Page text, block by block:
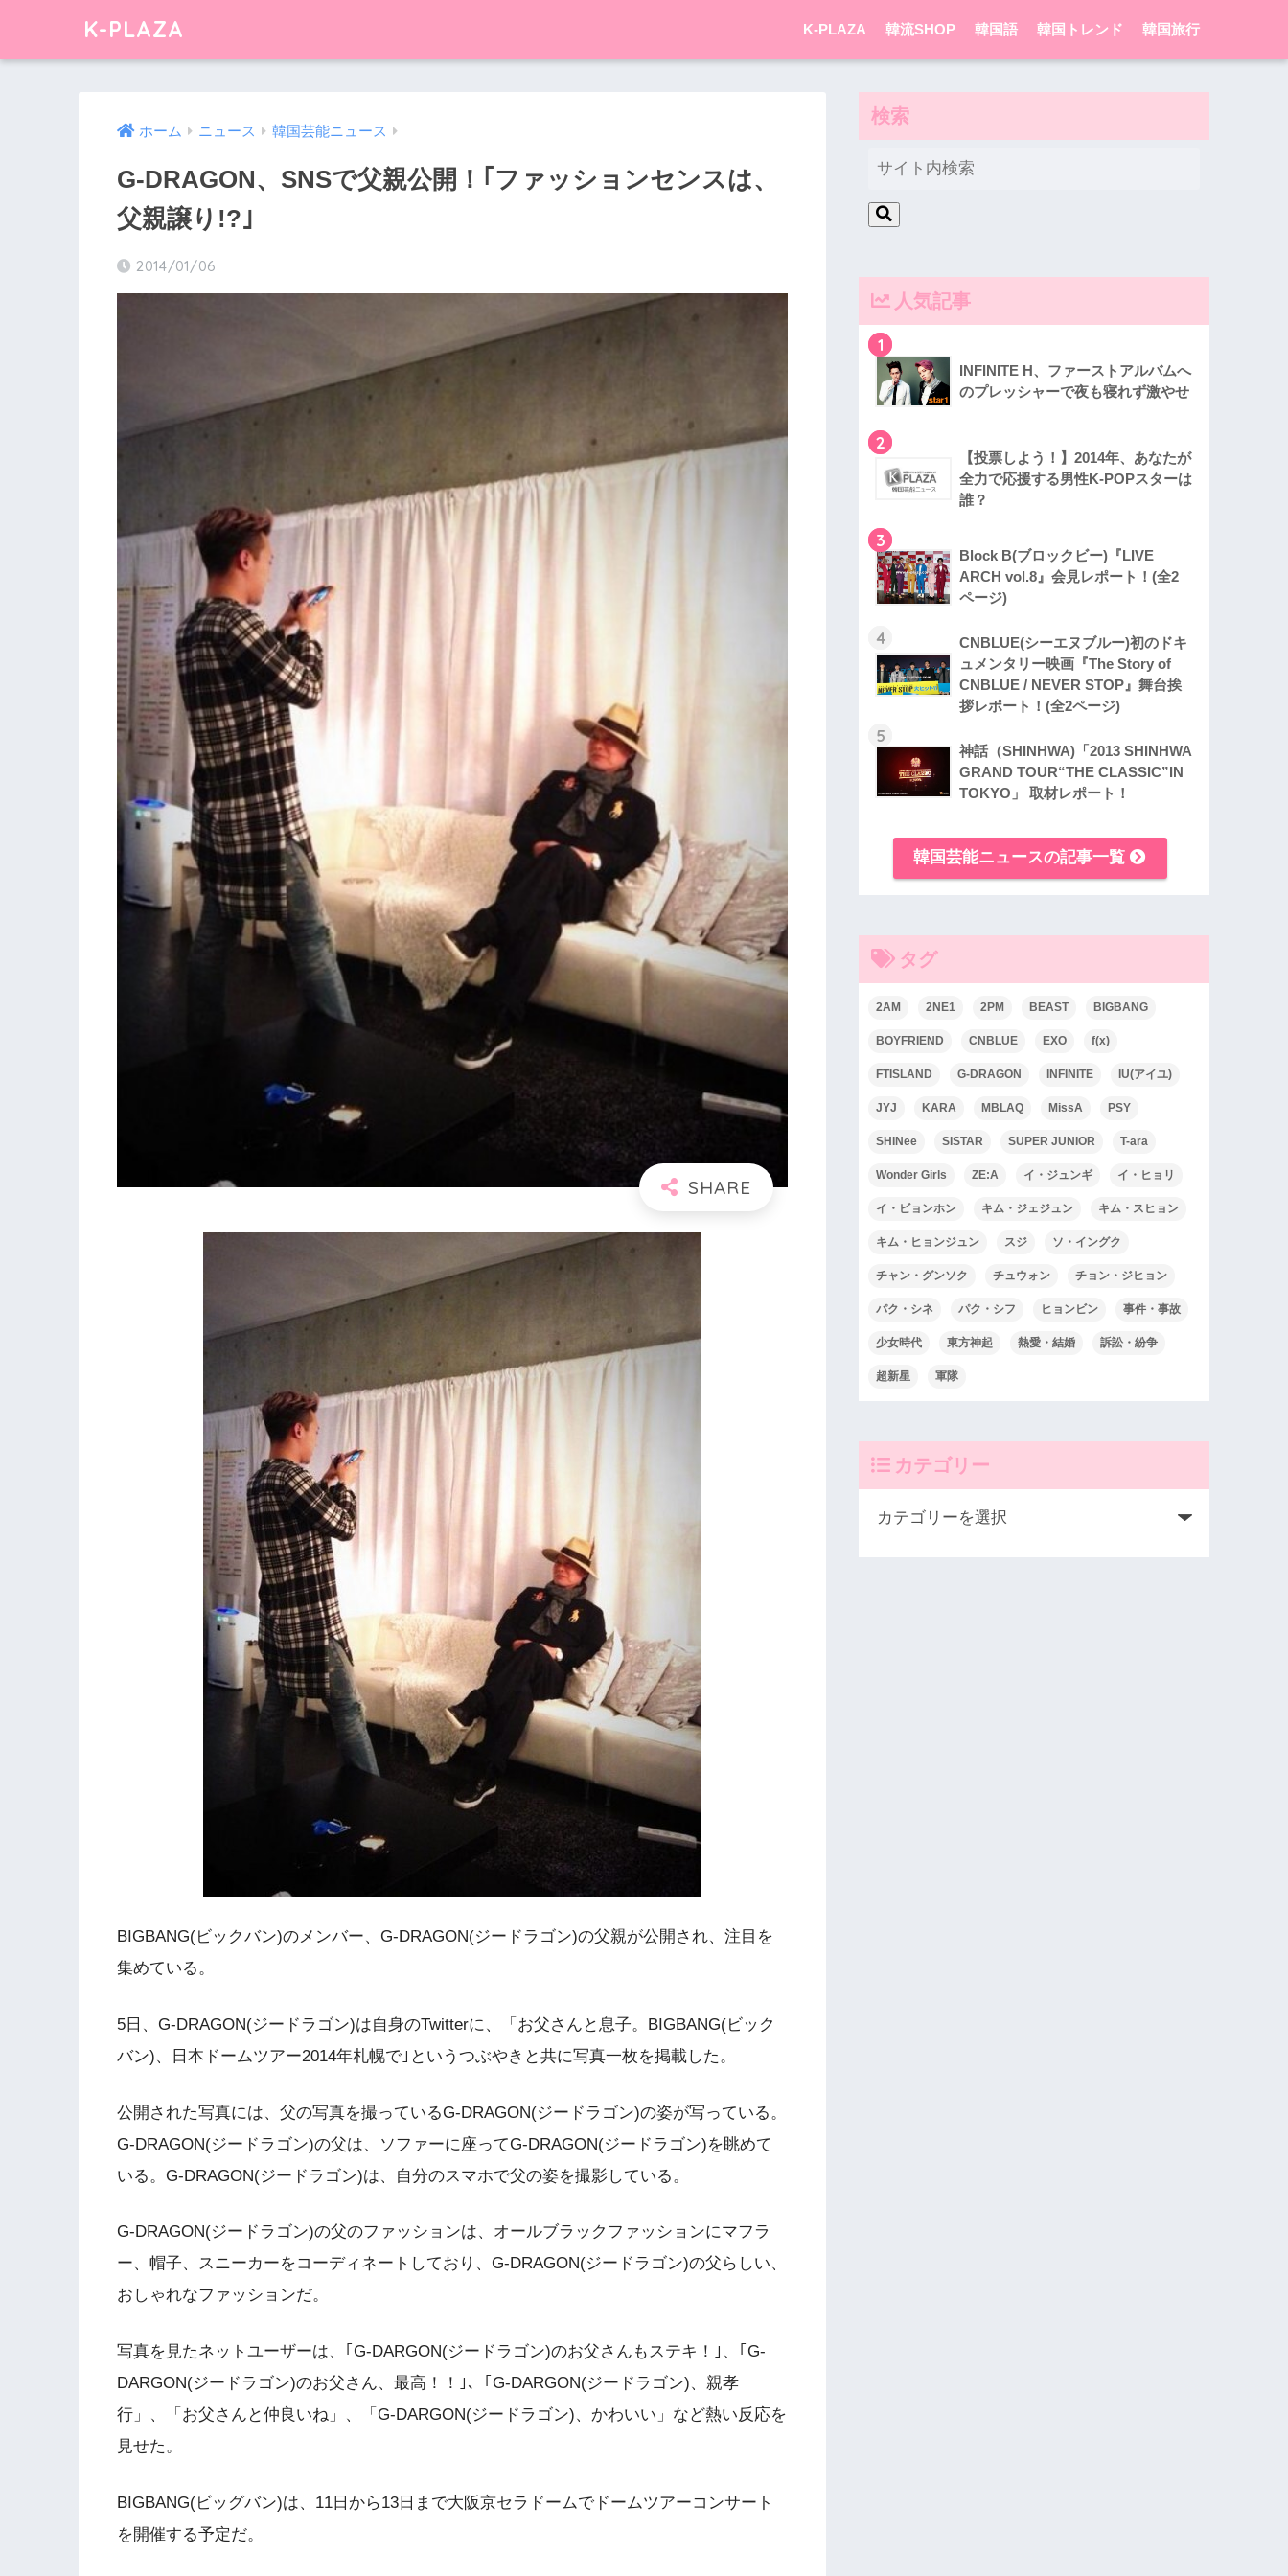
K-PLAZA K-PLAZA 韓流SHOP 韓国語 韓国トレンド 韓国旅行
ホーム ニュース 韓国芸能ニュース
G-DRAGON、SNSで父親公開！｢ファッションセンスは、
父親譲り!?｣
2014/01/06
BIGBANG(ビックバン)のメンバー、G-DRAGON(ジードラゴン)の父親が公開され、注目を
集めている。
5日、G-DRAGON(ジードラゴン)は自身のTwitterに、「お父さんと息子。BIGBANG(ビック
バン)、日本ドームツアー2014年札幌で｣というつぶやきと共に写真一枚を掲載した。
公開された写真には、父の写真を撮っているG-DRAGON(ジードラゴン)の姿が写っている。
G-DRAGON(ジードラゴン)の父は、ソファーに座ってG-DRAGON(ジードラゴン)を眺めて
いる。G-DRAGON(ジードラゴン)は、自分のスマホで父の姿を撮影している。
G-DRAGON(ジードラゴン)の父のファッションは、オールブラックファッションにマフラ
ー、帽子、スニーカーをコーディネートしており、G-DRAGON(ジードラゴン)の父らしい、
おしゃれなファッションだ。
写真を見たネットユーザーは、｢G-DARGON(ジードラゴン)のお父さんもステキ！｣、｢G-
DARGON(ジードラゴン)のお父さん、最高！！｣、｢G-DARGON(ジードラゴン)、親孝
行」、「お父さんと仲良いね」、「G-DARGON(ジードラゴン)、かわいい」など熱い反応を
見せた。
BIGBANG(ビッグバン)は、11日から13日まで大阪京セラドームでドームツアーコンサート
を開催する予定だ。
検索
人気記事
1
INFINITE H、ファーストアルバムへ
のプレッシャーで夜も寝れず激やせ
2
【投票しよう！】2014年、あなたが
全力で応援する男性K-POPスターは
誰？
3
Block B(ブロックビー)『LIVE
ARCH vol.8』会見レポート！(全2
ページ)
4
CNBLUE(シーエヌブルー)初のドキ
ュメンタリー映画『The Story of
CNBLUE / NEVER STOP』舞台挨
拶レポート！(全2ページ)
5
神話（SHINHWA)「2013 SHINHWA
GRAND TOUR“THE CLASSIC”IN
TOKYO」 取材レポート！
韓国芸能ニュースの記事一覧
タグ
2AM 2NE1 2PM BEAST BIGBANG
BOYFRIEND CNBLUE EXO f(x)
FTISLAND G-DRAGON INFINITE IU(アイユ)
JYJ KARA MBLAQ MissA PSY
SHINee SISTAR SUPER JUNIOR T-ara
Wonder Girls ZE:A イ・ジュンギ イ・ヒョリ
イ・ビョンホン キム・ジェジュン キム・スヒョン
キム・ヒョンジュン スジ ソ・イングク
チャン・グンソク チュウォン チョン・ジヒョン
パク・シネ パク・シフ ヒョンビン 事件・事故
少女時代 東方神起 熱愛・結婚 訴訟・紛争
超新星 軍隊
カテゴリー